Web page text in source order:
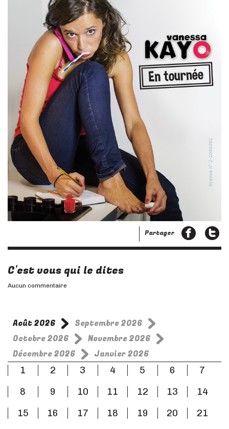
Partager
C'est vous qui le dites
Aucun commentaire
Août 2026
Septembre 2026
Octobre 2026
Novembre 2026
Décembre 2026
Janvier 2026
1
2 3 4 5 6
7
8
9 10 11 12 13
14
15
16 17 18 19 20
21